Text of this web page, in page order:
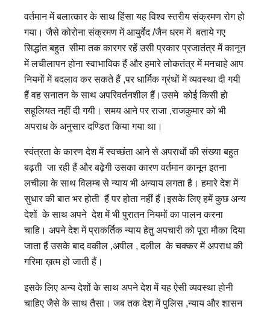
वर्तमान में बलात्कार के साथ हिंसा यह विश्व स्तरीय संक्रमण रोग हो
गया। जैसे कोरोना संक्रमण में आयुर्वेद /जैन धरम में बताये गए
सिद्धांत बहुत सीमा तक कारगर रहें उसी प्रकार प्रजातंत्र में कानून
में लचीलापन होना स्वाभाविक हैं और हमारे लोकतंत्र में मनचाहे आप
नियमों में बदलाव कर सकते हैं ,पर धार्मिक ग्रंथों में व्यवस्था दी गयी
हैं वह सनातन के साथ अपरिवर्तनशील हैं।उसमे कोई किसी हो
सहूलियत नहीं दी गयी। समय आने पर राजा ,राजकुमार को भी
अपराध के अनुसार दण्डित किया गया था।
स्वंत्रता के कारण देश में स्वच्छंता आने से अपराधों की संख्या बहुत
बढ़ती जा रही हैं और बढ़ेगी उसका कारण वर्तमान कानून इतना
लचीला के साथ विलम्ब से न्याय भी अन्याय लगता है। हमारे देश में
सुधार की बात भर होती हैं पर होता नहीं हैं।इसके लिए हमें कुछ अन्य
देशों के साथ अपने देश में भी पुरातन नियमों का पालन करना
चाहि। अपने देश में प्राकर्तिक न्याय हेतु अपचारी को पूरा मौका दिया
जाता हैं उसके बाद वकील ,अपील , दलील के चक्कर में अपराध की
गरिमा ख़त्म हो जाती हैं।
इसके लिए अन्य देशों के साथ अपने देश में यह ऐसी व्यवस्था होनी
चाहिए जैसे के साथ तैसा। जब तक देश में पुलिस ,न्याय और शासन